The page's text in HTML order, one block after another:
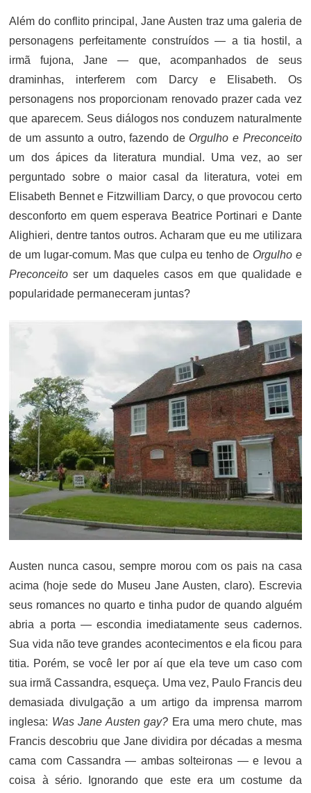
Além do conflito principal, Jane Austen traz uma galeria de
personagens perfeitamente construídos — a tia hostil, a
irmã fujona, Jane — que, acompanhados de seus
draminhas, interferem com Darcy e Elisabeth. Os
personagens nos proporcionam renovado prazer cada vez
que aparecem. Seus diálogos nos conduzem naturalmente
de um assunto a outro, fazendo de Orgulho e Preconceito
um dos ápices da literatura mundial. Uma vez, ao ser
perguntado sobre o maior casal da literatura, votei em
Elisabeth Bennet e Fitzwilliam Darcy, o que provocou certo
desconforto em quem esperava Beatrice Portinari e Dante
Alighieri, dentre tantos outros. Acharam que eu me utilizara
de um lugar-comum. Mas que culpa eu tenho de Orgulho e
Preconceito ser um daqueles casos em que qualidade e
popularidade permaneceram juntas?
Austen nunca casou, sempre morou com os pais na casa
acima (hoje sede do Museu Jane Austen, claro). Escrevia
seus romances no quarto e tinha pudor de quando alguém
abria a porta — escondia imediatamente seus cadernos.
Sua vida não teve grandes acontecimentos e ela ficou para
titia. Porém, se você ler por aí que ela teve um caso com
sua irmã Cassandra, esqueça. Uma vez, Paulo Francis deu
demasiada divulgação a um artigo da imprensa marrom
inglesa: Was Jane Austen gay? Era uma mero chute, mas
Francis descobriu que Jane dividira por décadas a mesma
cama com Cassandra — ambas solteironas — e levou a
coisa à sério. Ignorando que este era um costume da